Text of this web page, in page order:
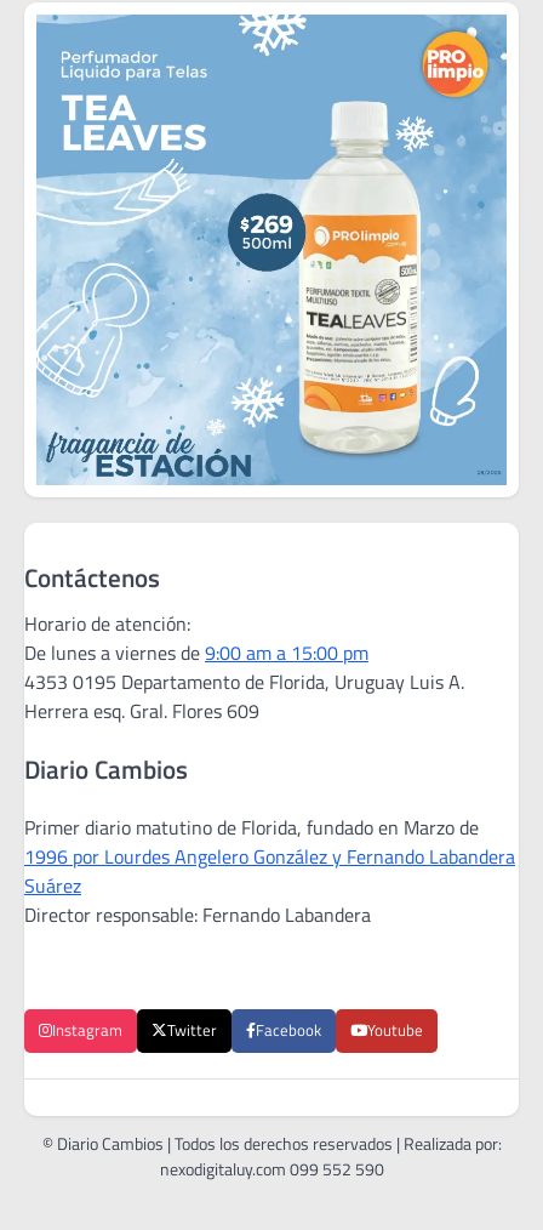
Contáctenos
Horario de atención:
De lunes a viernes de9:00 am a 15:00 pm
4353 0195 Departamento de Florida, Uruguay Luis A.
Herrera esq. Gral. Flores 609
Diario Cambios
Primer diario matutino de Florida, fundado en Marzo de
1996 por Lourdes Angelero González y Fernando Labandera
Suárez
Director responsable: Fernando Labandera
Instagram Twitter Facebook Youtube